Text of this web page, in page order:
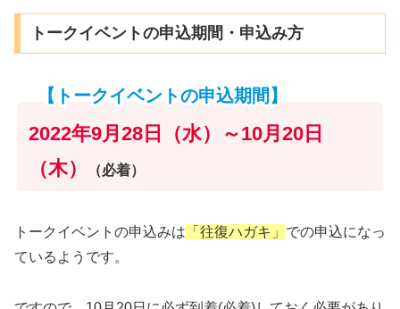
トークイベントの申込期間・申込み方
【トークイベントの申込期間】
2022年9月28日（水）～10月20日
（木）
（必着）
トークイベントの申込みは 「往復ハガキ」 での申込になっ
ているようです。